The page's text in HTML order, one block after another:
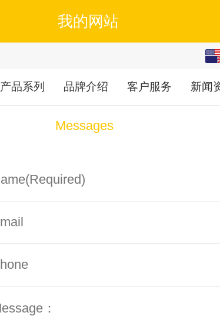
我的网站
中文
产品系列 品牌介绍 客户服务 新闻
Messages